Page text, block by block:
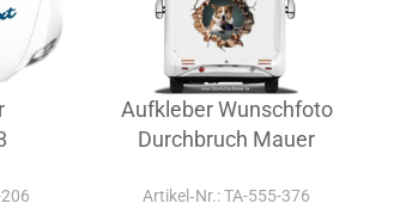
Aufkleber Wunschfoto
Durchbruch Mauer
Artikel‑Nr.: TA-555-376